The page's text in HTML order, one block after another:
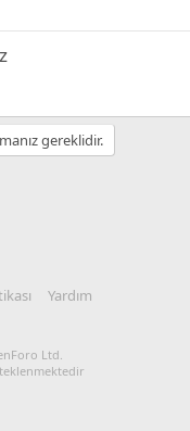
l
gereklidir.
Yardım
Ltd.